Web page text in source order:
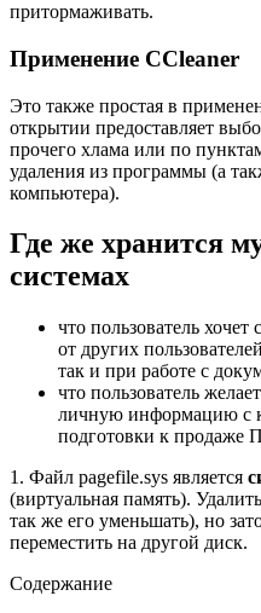
притормаживать.
Применение CCleaner
Это также простая в
открытии предоставляет
прочего хлама или по
удаления из программы (а
компьютера).
Где же хранится
системах
что пользователь
от других
так и при работе с
что пользователь
личную информацию с
подготовки к продаже
1. Файл pagefile.sys является
(виртуальная память).
так же его уменьшать), но
переместить на другой диск.
Содержание